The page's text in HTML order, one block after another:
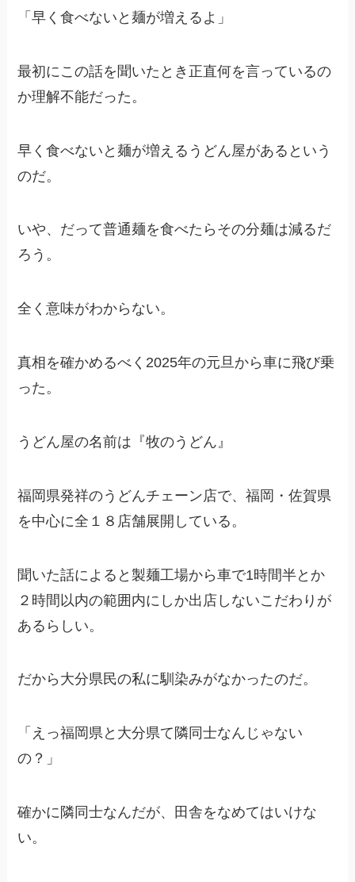
「早く食べないと麺が増えるよ」
最初にこの話を聞いたとき正直何を言っているの
か理解不能だった。
早く食べないと麺が増えるうどん屋があるという
のだ。
いや、だって普通麺を食べたらその分麺は減るだ
ろう。
全く意味がわからない。
真相を確かめるべく2025年の元旦から車に飛び乗
った。
うどん屋の名前は『牧のうどん』
福岡県発祥のうどんチェーン店で、福岡・佐賀県
を中心に全１８店舗展開している。
聞いた話によると製麺工場から車で1時間半とか
２時間以内の範囲内にしか出店しないこだわりが
あるらしい。
だから大分県民の私に馴染みがなかったのだ。
「えっ福岡県と大分県て隣同士なんじゃない
の？」
確かに隣同士なんだが、田舎をなめてはいけな
い。